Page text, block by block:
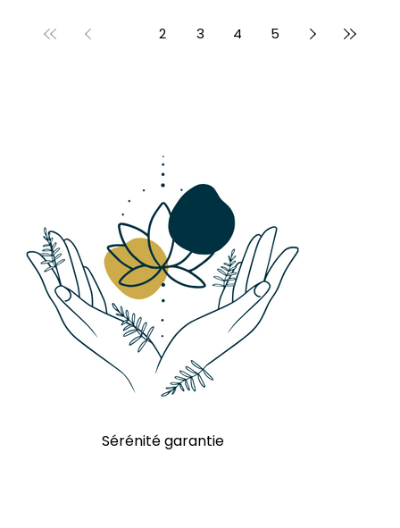
2 3 4 5
Sérénité garantie